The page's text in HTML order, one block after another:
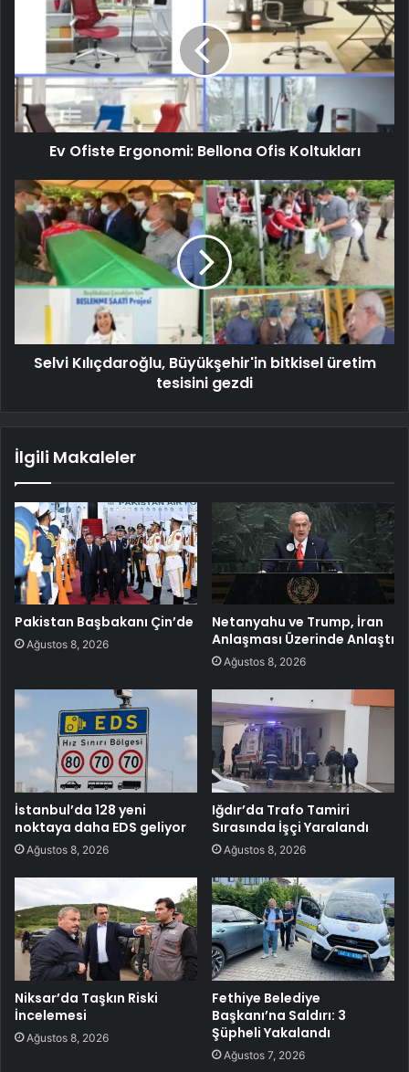
Ev Ofiste Ergonomi: Bellona Ofis Koltukları
Selvi Kılıçdaroğlu, Büyükşehir'in bitkisel üretim
tesisini gezdi
İlgili Makaleler
Pakistan Başbakanı Çin’de
Ağustos 8, 2026
Netanyahu ve Trump, İran
Anlaşması Üzerinde Anlaştı
Ağustos 8, 2026
İstanbul’da 128 yeni
noktaya daha EDS geliyor
Ağustos 8, 2026
Iğdır’da Trafo Tamiri
Sırasında İşçi Yaralandı
Ağustos 8, 2026
Niksar’da Taşkın Riski
İncelemesi
Ağustos 8, 2026
Fethiye Belediye
Başkanı’na Saldırı: 3
Şüpheli Yakalandı
Ağustos 7, 2026